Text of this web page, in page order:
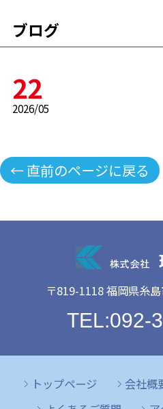
ブログ
22
2026/05
← 直前のページに戻る
〒819-1118 福岡県糸
TEL:092-
トップページ 会社概